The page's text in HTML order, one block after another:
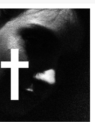
Britse emorockers van Basement maken tweede comeback met het indrukwekkende ‘Wired’